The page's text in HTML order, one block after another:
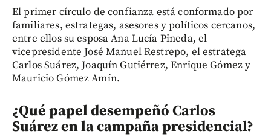
El primer círculo de confianza está conformado por
familiares, estrategas, asesores y políticos cercanos,
entre ellos su esposa Ana Lucía Pineda, el
vicepresidente José Manuel Restrepo, el estratega
Carlos Suárez, Joaquín Gutiérrez, Enrique Gómez y
Mauricio Gómez Amín.
¿Qué papel desempeñó Carlos
Suárez en la campaña presidencial?